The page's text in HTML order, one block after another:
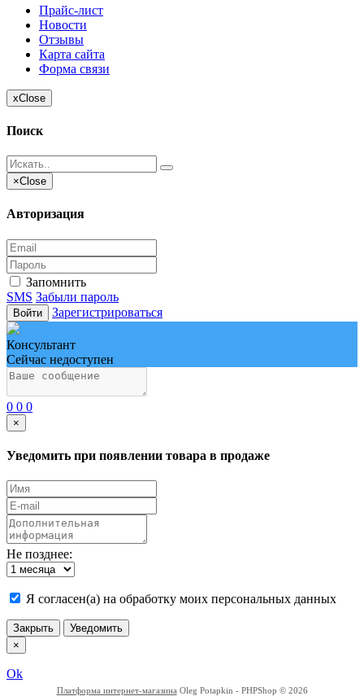
Прайс-лист
Новости
Отзывы
Карта сайта
Форма связи
xClose
Поиск
×Close
Авторизация
Запомнить
SMS Забыли пароль
Войти Зарегистрироваться
Консультант
Сейчас недоступен
0 0 0
×
Уведомить при появлении товара в продаже
Не позднее:
Я согласен(а) на обработку моих персональных данных
Закрыть
Уведомить
×
Ok
Платформа интернет-магазина Oleg Potapkin - PHPShop © 2026